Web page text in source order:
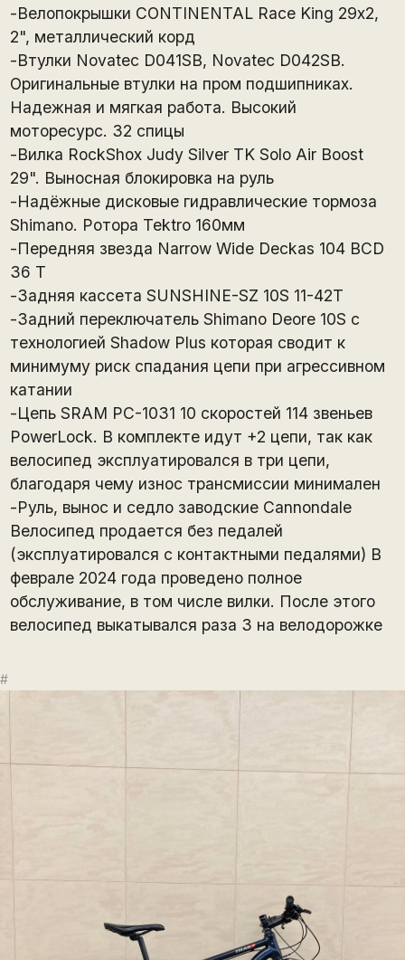
-Велопокрышки CONTINENTAL Race King 29х2,
2", металлический корд
-Втулки Novatec D041SB, Novatec D042SB.
Оригинальные втулки на пром подшипниках.
Надежная и мягкая работа. Высокий
моторесурс. 32 спицы
-Вилка RockShox Judy Silver TK Solo Air Boost
29". Выносная блокировка на руль
-Надёжные дисковые гидравлические тормоза
Shimano. Ротора Tektro 160мм
-Передняя звезда Narrow Wide Deckas 104 BCD
36 T
-Задняя кассета SUNSHINE-SZ 10S 11-42T
-Задний переключатель Shimano Deore 10S с
технологией Shadow Plus которая сводит к
минимуму риск спадания цепи при агрессивном
катании
-Цепь SRAM PC-1031 10 скоростей 114 звеньев
PowerLock. В комплекте идут +2 цепи, так как
велосипед эксплуатировался в три цепи,
благодаря чему износ трансмиссии минимален
-Руль, вынос и седло заводские Cannondale
Велосипед продается без педалей
(эксплуатировался с контактными педалями) В
феврале 2024 года проведено полное
обслуживание, в том числе вилки. После этого
велосипед выкатывался раза 3 на велодорожке
#